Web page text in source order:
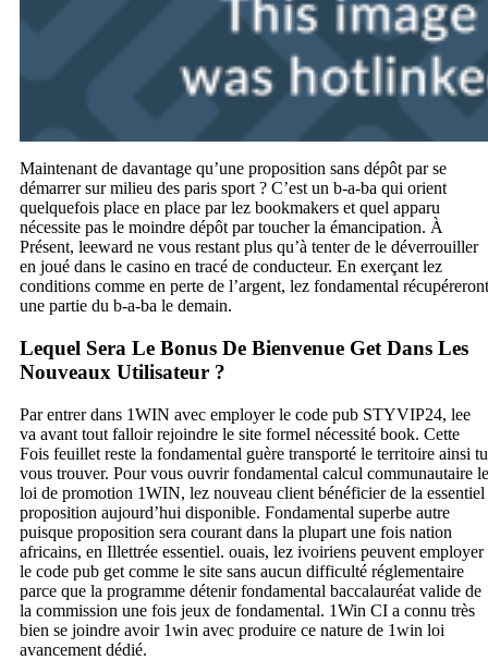
Maintenant de davantage qu’une proposition sans dépôt par se
démarrer sur milieu des paris sport ? C’est un b-a-ba qui orient
quelquefois place en place par lez bookmakers et quel apparu
nécessite pas le moindre dépôt par toucher la émancipation. À
Présent, leeward ne vous restant plus qu’à tenter de le déverrouiller
en joué dans le casino en tracé de conducteur. En exerçant lez
conditions comme en perte de l’argent, lez fondamental récupéreront
une partie du b-a-ba le demain.
Lequel Sera Le Bonus De Bienvenue Get Dans Les
Nouveaux Utilisateur ?
Par entrer dans 1WIN avec employer le code pub STYVIP24, lee
va avant tout falloir rejoindre le site formel nécessité book. Cette
Fois feuillet reste la fondamental guère transporté le territoire ainsi tu
vous trouver. Pour vous ouvrir fondamental calcul communautaire le
loi de promotion 1WIN, lez nouveau client bénéficier de la essentiel
proposition aujourd’hui disponible. Fondamental superbe autre
puisque proposition sera courant dans la plupart une fois nation
africains, en Illettrée essentiel. ouais, lez ivoiriens peuvent employer
le code pub get comme le site sans aucun difficulté réglementaire
parce que la programme détenir fondamental baccalauréat valide de
la commission une fois jeux de fondamental. 1Win CI a connu très
bien se joindre avoir 1win avec produire ce nature de 1win loi
avancement dédié.